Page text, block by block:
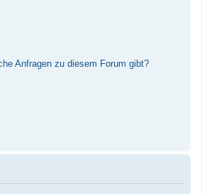
Anfragen zu diesem Forum gibt?